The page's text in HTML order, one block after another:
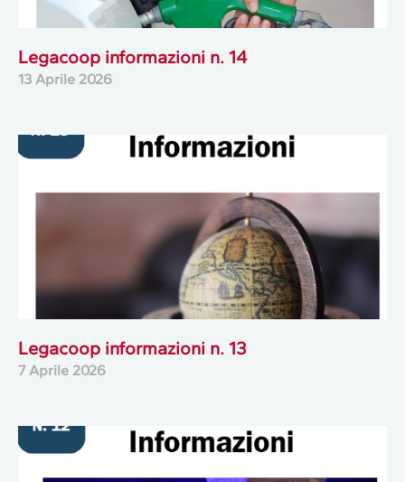
Legacoop informazioni n. 14
13 Aprile 2026
Legacoop informazioni n. 13
7 Aprile 2026